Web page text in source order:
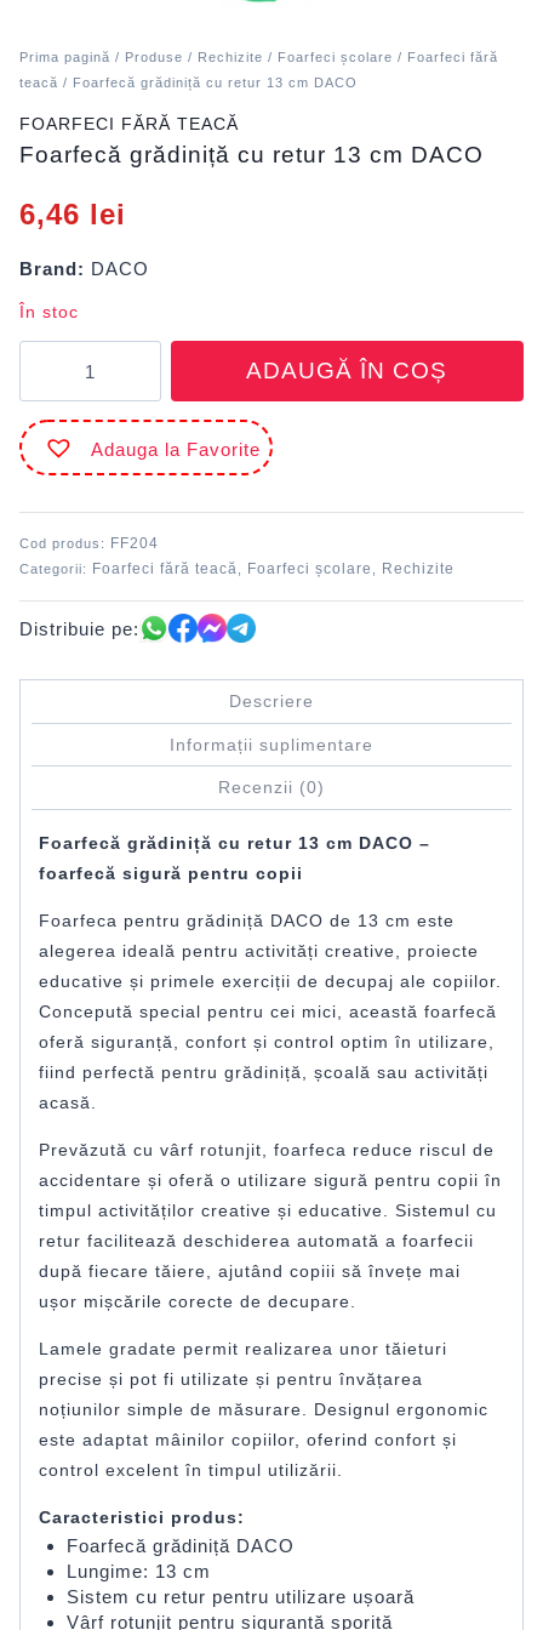
Prima pagină / Produse / Rechizite / Foarfeci școlare / Foarfeci fără
teacă / Foarfecă grădiniță cu retur 13 cm DACO
FOARFECI FĂRĂ TEACĂ
Foarfecă grădiniță cu retur 13 cm DACO
6,46 lei
Brand: DACO
În stoc
Foarfecă
grădiniță
cu
retur
13
ADAUGĂ ÎN COȘ
Adauga la Favorite
Cod produs: FF204
Categorii: Foarfeci fără teacă, Foarfeci școlare , Rechizite
Distribuie pe:
Descriere
Informații suplimentare
Recenzii (0)
Foarfecă grădiniță cu retur 13 cm DACO –
foarfecă sigură pentru copii
Foarfeca pentru grădiniță DACO de 13 cm este
alegerea ideală pentru activități creative, proiecte
educative și primele exerciții de decupaj ale copiilor.
Concepută special pentru cei mici, această foarfecă
oferă siguranță, confort și control optim în utilizare,
fiind perfectă pentru grădiniță, școală sau activități
acasă.
Prevăzută cu vârf rotunjit, foarfeca reduce riscul de
accidentare și oferă o utilizare sigură pentru copii în
timpul activităților creative și educative. Sistemul cu
retur facilitează deschiderea automată a foarfecii
după fiecare tăiere, ajutând copiii să învețe mai
ușor mișcările corecte de decupare.
Lamele gradate permit realizarea unor tăieturi
precise și pot fi utilizate și pentru învățarea
noțiunilor simple de măsurare. Designul ergonomic
este adaptat mâinilor copiilor, oferind confort și
control excelent în timpul utilizării.
Caracteristici produs:
Foarfecă grădiniță DACO
Lungime: 13 cm
Sistem cu retur pentru utilizare ușoară
Vârf rotunjit pentru siguranță sporită